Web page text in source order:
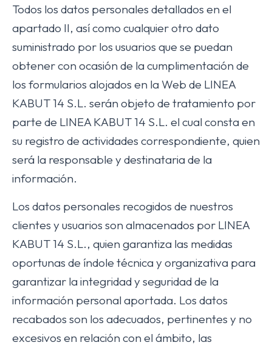
Todos los datos personales detallados en el
apartado II, así como cualquier otro dato
suministrado por los usuarios que se puedan
obtener con ocasión de la cumplimentación de
los formularios alojados en la Web de LINEA
KABUT 14 S.L. serán objeto de tratamiento por
parte de LINEA KABUT 14 S.L. el cual consta en
su registro de actividades correspondiente, quien
será la responsable y destinataria de la
información.
Los datos personales recogidos de nuestros
clientes y usuarios son almacenados por LINEA
KABUT 14 S.L., quien garantiza las medidas
oportunas de índole técnica y organizativa para
garantizar la integridad y seguridad de la
información personal aportada. Los datos
recabados son los adecuados, pertinentes y no
excesivos en relación con el ámbito, las